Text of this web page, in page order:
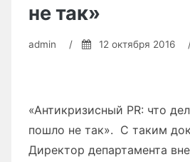
Petersburg»
не так»
admin / 12 октября 2016
«Антикризисный PR: что
пошло не так». С таким
Директор департамента